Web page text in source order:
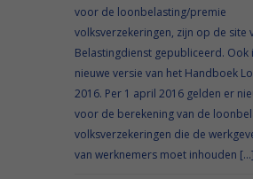
voor de loonbelasting/premie
volksverzekeringen, zijn op de site
Belastingdienst gepubliceerd. Ook
nieuwe versie van het Handboek
2016. Per 1 april 2016 gelden er
voor de berekening van de
volksverzekeringen die de
van werknemers moet inhouden […]